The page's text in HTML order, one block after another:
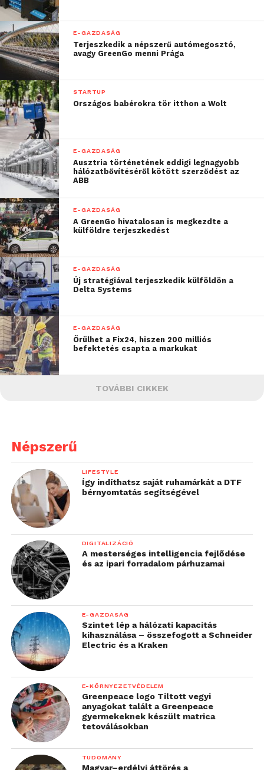
E-GAZDASÁG
Terjeszkedik a népszerű autómegosztó,
avagy GreenGo menni Prága
STARTUP
Országos babérokra tör itthon a Wolt
E-GAZDASÁG
Ausztria történetének eddigi legnagyobb
hálózatbővítéséről kötött szerződést az
ABB
E-GAZDASÁG
A GreenGo hivatalosan is megkezdte a
külföldre terjeszkedést
E-GAZDASÁG
Új stratégiával terjeszkedik külföldön a
Delta Systems
E-GAZDASÁG
Örülhet a Fix24, hiszen 200 milliós
befektetés csapta a markukat
TOVÁBBI CIKKEK
Népszerű
LIFESTYLE
Így indíthatsz saját ruhamárkát a DTF
bérnyomtatás segítségével
DIGITALIZÁCIÓ
A mesterséges intelligencia fejlődése
és az ipari forradalom párhuzamai
E-GAZDASÁG
Szintet lép a hálózati kapacitás
kihasználása – összefogott a Schneider
Electric és a Kraken
E-KÖRNYEZETVÉDELEM
Greenpeace logo Tiltott vegyi
anyagokat talált a Greenpeace
gyermekeknek készült matrica
tetoválásokban
TUDOMÁNY
Magyar–erdélyi áttörés a